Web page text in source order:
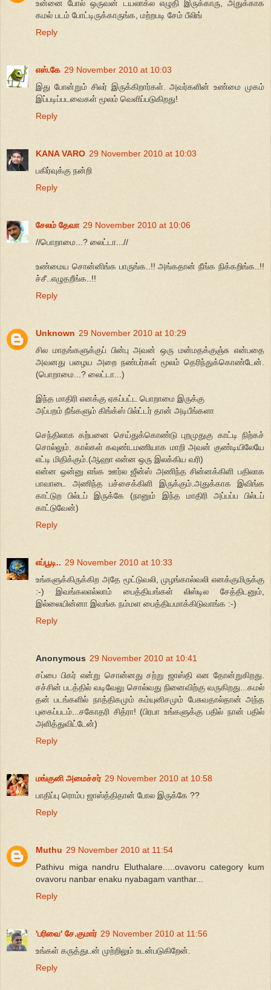
உன்னை போல் ஒருவன் டயலாக்ல எழுதி இருக்காரு, அதுக்காக
கமல் படம் போட்டிருக்காருங்க, மற்றபடி சேம் பீலிங்
Reply
எஸ்.கே 29 November 2010 at 10:03
இது போன்றும் சிலர் இருக்கிறார்கள். அவர்களின் உண்மை முகம்
இப்படிப்படவைகள் மூலம் வெளிப்படுகிறது!
Reply
KANA VARO 29 November 2010 at 10:03
பகிர்வுக்கு நன்றி
Reply
சேலம் தேவா 29 November 2010 at 10:06
//பொறாமை...? லைட்டா...//
உண்மைய சொன்னிங்க பாருங்க..!! அங்கதான் நீங்க நிக்கறிங்க..!!
ச்சீ..எழுதறீங்க..!!
Reply
Unknown 29 November 2010 at 10:29
சில மாதங்களுக்குப் பின்பு அவன் ஒரு மன்மதக்குஞ்சு என்பதை
அவனது பழைய அறை நண்பர்கள் மூலம் தெரிந்துக்கொண்டேன்.
(பொறாமை...? லைட்டா...)
இந்த மாதிரி எனக்கு ஏகப்பட்ட பொறாமை இருக்கு
அப்பறம் நீங்களும் கிங்க்ஸ் பில்ட்டர் தான் அடிபீங்களா
செந்திலாக கற்பனை செய்துக்கொண்டு புறமுதுகு காட்டி நிற்கச்
சொல்லும். கால்கள் கவுண்டமணியாக மாறி அவன் குண்டியிலேயே
எட்டி மிதிக்கும்.(ஆஹா என்ன ஒரு இலக்கிய வரி)
என்ன ஒன்னு எங்க ஊர்ல ஜீன்ஸ் அணிந்த சின்னக்கிளி பதிலாக
பாவாடை அணிந்த பச்சைக்கிளி இருக்கும்.அதுக்காக இவிங்க
காட்டுற பில்டப் இருக்கே (நானும் இந்த மாதிரி அப்பப்ப பில்டப்
காட்டுவேன்)
Reply
எப்பூடி.. 29 November 2010 at 10:33
உங்களுக்கிருக்கிற அதே மூட்டுவலி, முழங்கால்வலி எனக்குமிருக்கு
:-) இவங்கலஎல்லாம் பைத்தியங்கள் லிஸ்டில சேத்திடனும்,
இல்லையின்னா இவங்க நம்மள பைத்தியமாக்கிடுவாங்க :-)
Reply
Anonymous 29 November 2010 at 10:41
சப்பை பிகர் என்று சொன்னது சற்று ஜாஸ்தி என தோன்றுகிறது.
சச்சின் படத்தில் வடிவேலு சொல்வது நினைவிற்கு வருகிறது...கமல்
தன் படங்களில் நாத்திகமும் கம்யுனிசமும் பேசுவதால்தான் அந்த
புகைப்படம்...சகோதரி சித்ரா! (பிரபா உங்களுக்கு பதில் நான் பதில்
அளித்துவிட்டேன்)
Reply
மங்குனி அமைச்சர் 29 November 2010 at 10:58
பாதிப்பு ரொம்ப ஜாஸ்த்திதான் போல இருக்கே ??
Reply
Muthu 29 November 2010 at 11:54
Pathivu miga nandru Eluthalare.....ovavoru category kum
ovavoru nanbar enaku nyabagam vanthar...
Reply
'பரிவை' சே.குமார் 29 November 2010 at 11:56
உங்கள் கருத்துடன் முற்றிலும் உடன்படுகிறேன்.
Reply